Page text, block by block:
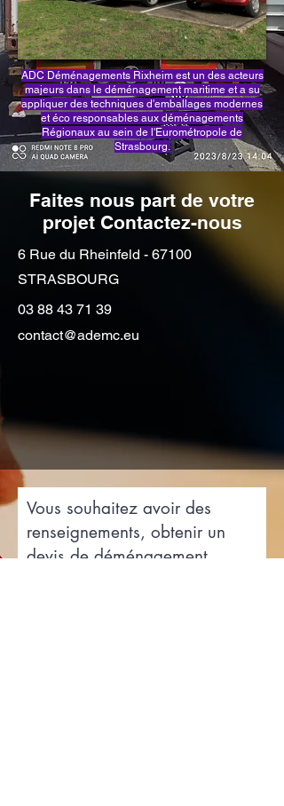
ADC Déménagements Rixheim est un des acteurs
majeurs dans le déménagement maritime et a su
appliquer des techniques d'emballages modernes
et éco responsables aux déménagements
Régionaux au sein de l'Eurométropole de
Strasbourg.
Faites nous part de votre
projet Contactez-nous
6 Rue du Rheinfeld - 67100
STRASBOURG
03 88 43 71 39
contact@ademc.eu
Vous souhaitez avoir des
renseignements, obtenir un
devis de déménagement